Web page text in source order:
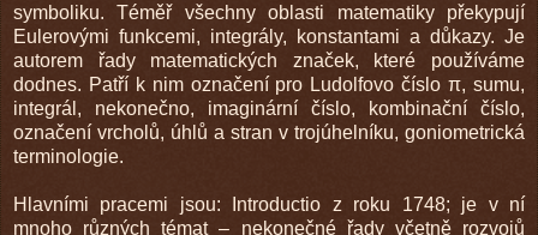
symboliku. Téměř všechny oblasti matematiky překypují
Eulerovými funkcemi, integrály, konstantami a důkazy. Je
autorem řady matematických značek, které používáme
dodnes. Patří k nim označení pro Ludolfovo číslo π, sumu,
integrál, nekonečno, imaginární číslo, kombinační číslo,
označení vrcholů, úhlů a stran v trojúhelníku, goniometrická
terminologie.
Hlavními pracemi jsou: Introductio z roku 1748; je v ní
mnoho různých témat – nekonečné řady včetně rozvojů